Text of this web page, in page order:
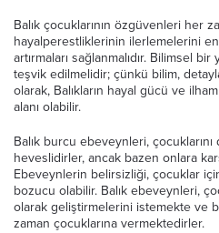
Balık çocuklarının özgüvenleri her
hayalperestliklerinin ilerlemelerini
artırmaları sağlanmalıdır. Bilimsel
teşvik edilmelidir; çünkü bilim,
olarak, Balıkların hayal gücü ve
alanı olabilir.
Balık burcu ebeveynleri,
heveslidirler, ancak bazen onlara
Ebeveynlerin belirsizliği, çocuklar için
bozucu olabilir. Balık ebeveynleri,
olarak geliştirmelerini istemekte ve
zaman çocuklarına vermektedirler.